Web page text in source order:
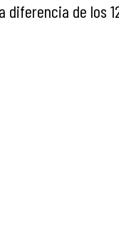
diferencia de los